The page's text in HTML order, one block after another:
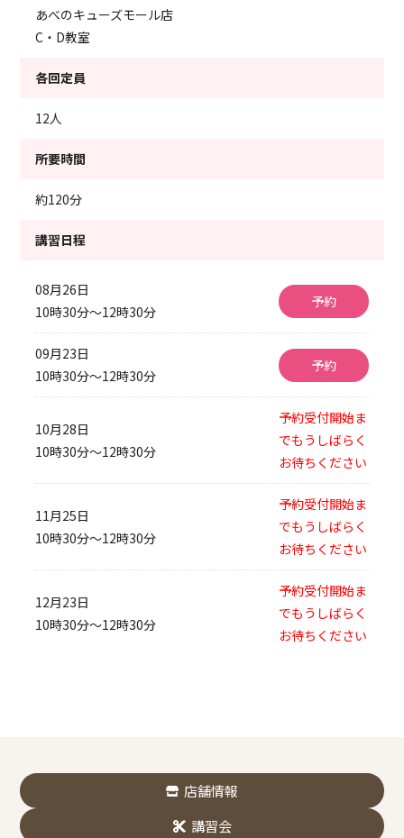
あべのキューズモール店
C・D教室
各回定員
12人
所要時間
約120分
講習日程
08月26日
10時30分～12時30分
予約
09月23日
10時30分～12時30分
予約
10月28日
10時30分～12時30分
予約受付開始ま
でもうしばらく
お待ちください
11月25日
10時30分～12時30分
予約受付開始ま
でもうしばらく
お待ちください
12月23日
10時30分～12時30分
予約受付開始ま
でもうしばらく
お待ちください
店舗情報
講習会